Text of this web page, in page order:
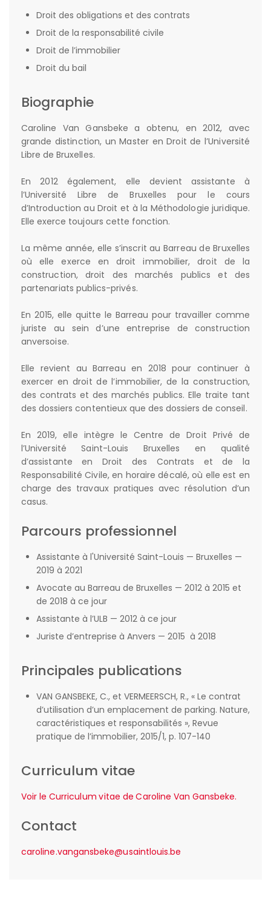
Droit des obligations et des contrats
Droit de la responsabilité civile
Droit de l’immobilier
Droit du bail
Biographie
Caroline Van Gansbeke a obtenu, en 2012, avec
grande distinction, un Master en Droit de l’Université
Libre de Bruxelles.
En 2012 également, elle devient assistante à
l’Université Libre de Bruxelles pour le cours
d’Introduction au Droit et à la Méthodologie juridique.
Elle exerce toujours cette fonction.
La même année, elle s’inscrit au Barreau de Bruxelles
où elle exerce en droit immobilier, droit de la
construction, droit des marchés publics et des
partenariats publics-privés.
En 2015, elle quitte le Barreau pour travailler comme
juriste au sein d’une entreprise de construction
anversoise.
Elle revient au Barreau en 2018 pour continuer à
exercer en droit de l’immobilier, de la construction,
des contrats et des marchés publics. Elle traite tant
des dossiers contentieux que des dossiers de conseil.
En 2019, elle intègre le Centre de Droit Privé de
l’Université Saint-Louis Bruxelles en qualité
d’assistante en Droit des Contrats et de la
Responsabilité Civile, en horaire décalé, où elle est en
charge des travaux pratiques avec résolution d’un
casus.
Parcours professionnel
Assistante à l'Université Saint-Louis — Bruxelles —
2019 à 2021
Avocate au Barreau de Bruxelles — 2012 à 2015 et
de 2018 à ce jour
Assistante à l’ULB — 2012 à ce jour
Juriste d’entreprise à Anvers — 2015 à 2018
Principales publications
VAN GANSBEKE, C., et VERMEERSCH, R., « Le contrat
d’utilisation d’un emplacement de parking. Nature,
caractéristiques et responsabilités », Revue
pratique de l’immobilier, 2015/1, p. 107-140
Curriculum vitae
Voir le Curriculum vitae de Caroline Van Gansbeke.
Contact
caroline.vangansbeke@usaintlouis.be